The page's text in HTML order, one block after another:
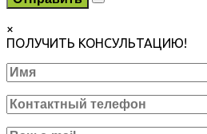
×
ПОЛУЧИТЬ КОНСУЛЬТАЦИЮ!